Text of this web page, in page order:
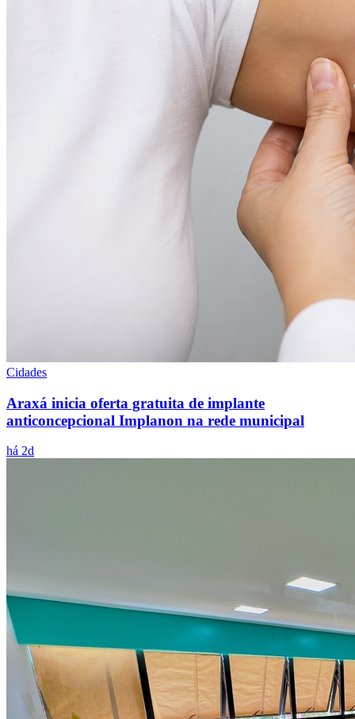
Cidades
Araxá inicia oferta gratuita de implante
anticoncepcional Implanon na rede municipal
há 2d